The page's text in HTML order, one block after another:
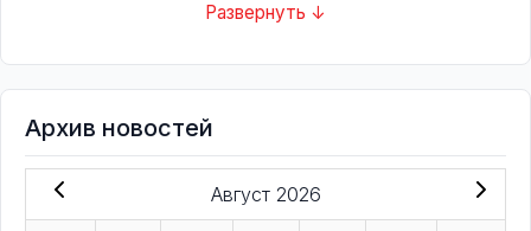
Развернуть ↓
Архив новостей
Август 2026